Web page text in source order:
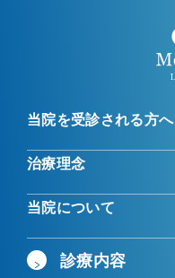
当院を受診される方へ
治療理念
当院について
診療内容